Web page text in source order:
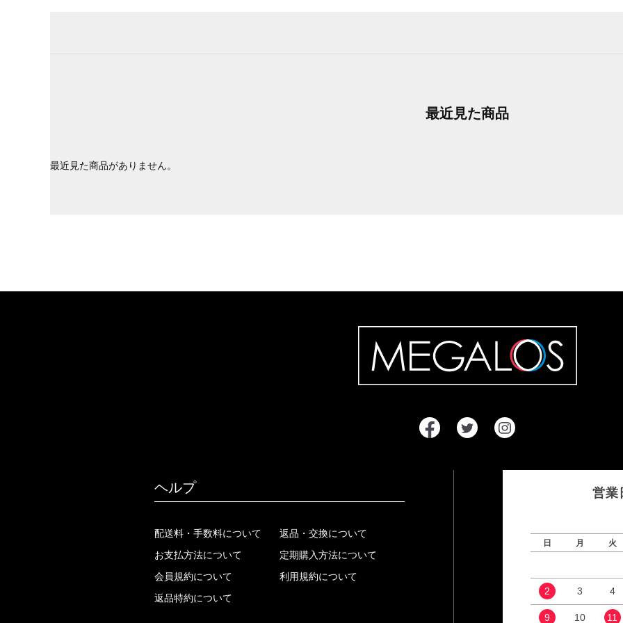
最近見た商品
最近見た商品がありません。
ヘルプ
配送料・手数料について
お支払方法について
会員規約について
返品特約について
返品・交換について
定期購入方法について
利用規約について
営業
日 月 火
2 3 4
9 10 11